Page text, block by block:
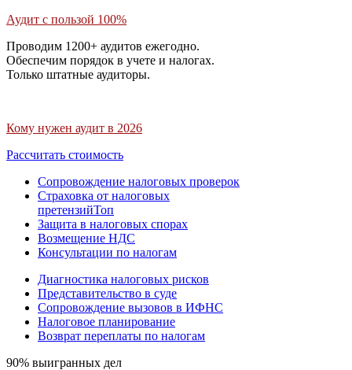
Аудит с пользой 100%
Проводим 1200+ аудитов ежегодно.
Обеспечим порядок в учете и налогах.
Только штатные аудиторы.
Кому нужен аудит в 2026
Рассчитать стоимость
Сопровождение налоговых проверок
Страховка от налоговых
претензийТоп
Защита в налоговых спорах
Возмещение НДС
Консультации по налогам
Диагностика налоговых рисков
Представительство в суде
Сопровождение вызовов в ИФНС
Налоговое планирование
Возврат переплаты по налогам
90% выигранных дел